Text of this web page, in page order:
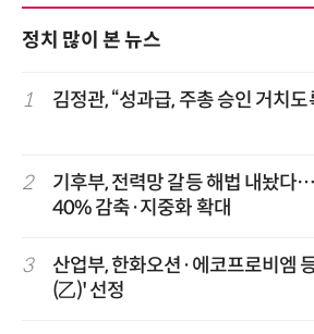
정치 많이 본 뉴스
1 김정관, “성과급, 주총 승인 거치
2
기후부, 전력망 갈등 해법 내놨다
40% 감축·지중화 확대
3
산업부, 한화오션·에코프로비엠
(乙)' 선정